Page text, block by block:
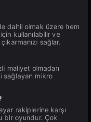
dahil olmak üzere hem
kullanılabilir ve
sağlar.
maliyet olmadan
sağlayan mikro
rakiplerine karşı
bir oyundur. Çok